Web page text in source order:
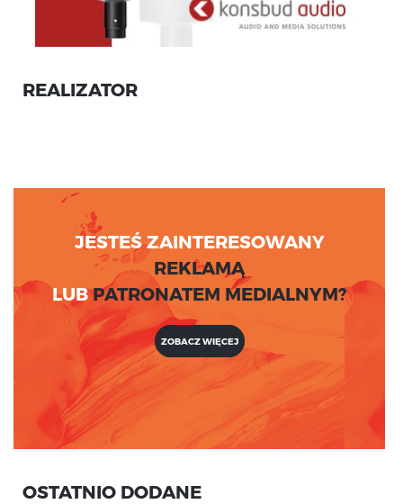
REALIZATOR
JESTEŚ ZAINTERESOWANY
REKLAMĄ
LUBPATRONATEM MEDIALNYM?
ZOBACZ WIĘCEJ
OSTATNIO DODANE